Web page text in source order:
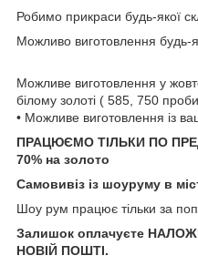
Робимо прикраси будь-якої
Можливо виготовлення будь-
Можливе виготовлення у
білому золоті ( 585, 750
• Можливе виготовлення із
ПРАЦЮЄМО ТІЛЬКИ ПО
70% на золото
Самовивіз із шоуруму в
Шоу рум працює тільки за
Залишок оплачуєте
НОВІЙ ПОШТІ.